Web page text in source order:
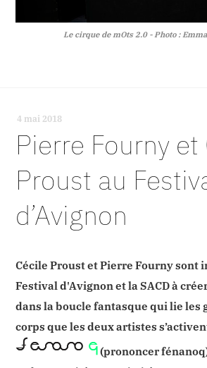
Le cirque de mOts 2.0 - Photo :
4 mai 2018
Pierre Fourny et
Proust au
d’Avignon
Cécile Proust et Pierre Fourny sont
Festival d'Avignon et la SACD à
dans la boucle fantasque qui lie les
corps que les deux artistes
(prononcer